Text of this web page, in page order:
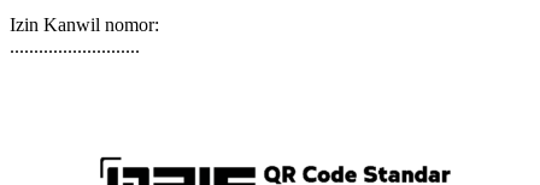
Izin Kanwil nomor:
...........................